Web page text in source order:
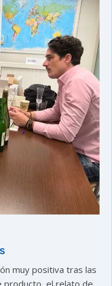
muy positiva tras las